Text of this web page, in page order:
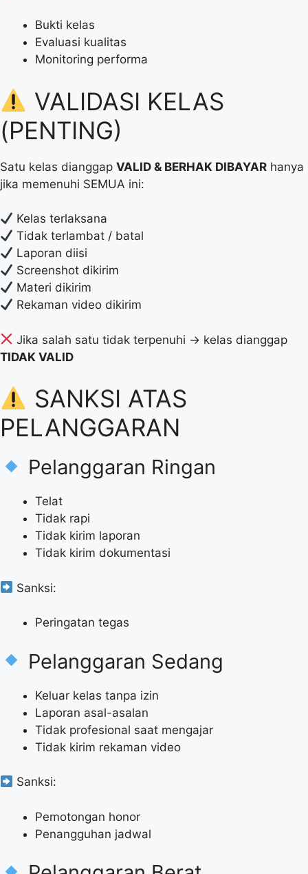
Bukti kelas
Evaluasi kualitas
Monitoring performa
VALIDASI KELAS
(PENTING)
Satu kelas dianggap VALID & BERHAK DIBAYAR hanya
jika memenuhi SEMUA ini:
Kelas terlaksana
Tidak terlambat / batal
Laporan diisi
Screenshot dikirim
Materi dikirim
Rekaman video dikirim
Jika salah satu tidak terpenuhi → kelas dianggap
TIDAK VALID
SANKSI ATAS
PELANGGARAN
Pelanggaran Ringan
Telat
Tidak rapi
Tidak kirim laporan
Tidak kirim dokumentasi
Sanksi:
Peringatan tegas
Pelanggaran Sedang
Keluar kelas tanpa izin
Laporan asal-asalan
Tidak profesional saat mengajar
Tidak kirim rekaman video
Sanksi:
Pemotongan honor
Penangguhan jadwal